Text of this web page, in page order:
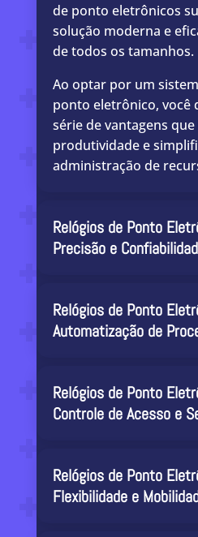
de ponto eletrônicos
solução moderna e
de todos os tamanhos.
Ao optar por um
ponto eletrônico, você
série de vantagens
produtividade e
administração de
Relógios de Ponto
Precisão e
Relógios de Ponto
Automatização de
Relógios de Ponto
Controle de Acesso e
Relógios de Ponto
Flexibilidade e